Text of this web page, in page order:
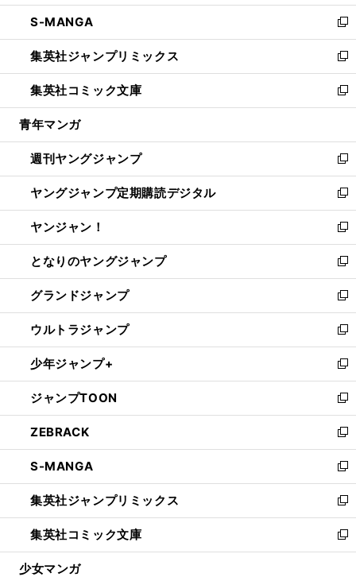
開
く
ウ
で
開
く
ン
ド
ウ
で
開
く
ウ
ィ
ン
ド
ウ
で
開
し
い
ウ
ィ
ン
ド
ウ
開
く
S-MANGA
新
し
い
ウ
ィ
ン
ウ
で
開
く
集英社ジャンプリミックス
新
し
い
ウ
ン
ド
ウ
で
開
く
集英社コミック文庫
新
し
ウ
ィ
ン
ド
ウ
で
開
く
青年マンガ
週刊ヤングジャンプ
新
し
い
ウ
ィ
ン
ド
ウ
で
開
く
ヤングジャンプ定期購読デジタル
新
し
い
ウ
ィ
ン
ド
ウ
で
開
く
ヤンジャン！
新
し
い
ウ
ィ
ン
ド
ウ
で
開
く
となりのヤングジャンプ
新
し
い
ウ
ィ
ン
ド
ウ
で
開
く
グランドジャンプ
新
し
い
ウ
ィ
ン
ド
ウ
で
開
く
ウルトラジャンプ
新
し
い
ウ
ィ
ン
ド
ウ
で
開
く
少年ジャンプ+
新
し
い
ウ
ィ
ン
ド
ウ
で
開
く
ジャンプTOON
新
し
い
ウ
ィ
ン
ド
ウ
で
開
ZEBRACK
新
し
い
ウ
ィ
ン
ド
ウ
S-MANGA
新
し
い
ウ
ィ
ン
集英社ジャンプリミックス
新
し
い
ウ
集英社コミック文庫
新
し
少女マンガ